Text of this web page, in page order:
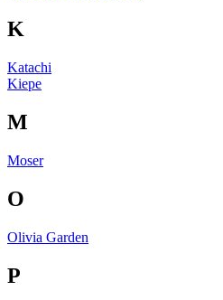
K
Katachi
Kiepe
M
Moser
O
Olivia Garden
P